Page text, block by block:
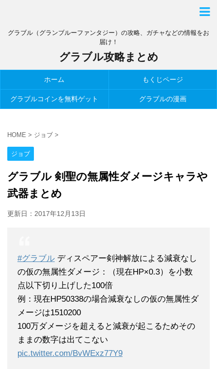
グラブル（グランブルーファンタジー）の攻略、ガチャなどの情報をお
届け！
グラブル攻略まとめ
ホーム もくじページ
グラブルコインを無料ゲット グラブルの漫画
HOME > ジョブ >
ジョブ
グラブル 剣聖の無属性ダメージキャラや
武器まとめ
更新日： 2017年12月13日
#グラブル ディスペアー剣神解放による減衰なし
の仮の無属性ダメージ：（現在HP×0.3）を小数
点以下切り上げした100倍
例：現在HP50338の場合減衰なしの仮の無属性ダ
メージは1510200
100万ダメージを超えると減衰が起こるためその
ままの数字は出てこない
pic.twitter.com/BvWExz77Y9